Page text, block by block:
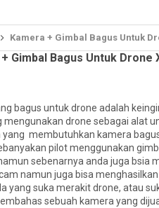
Kamera + Gimbal Bagus Untuk
Gimbal Bagus Untuk Drone
untuk drone adalah
drone sebagai alat
membutuhkan kamera
pilot menggunakan
sebenarnya anda juga bsia
namun juga bisa
yang suka merakit drone, atau
sebuah kamera yang